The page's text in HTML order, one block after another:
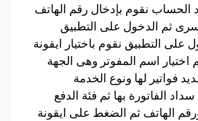
الحساب نقوم بإدخال رقم الهاتف
ثم الدخول على التطبيق
على التطبيق نقوم باختيار ايقونة
اختيار اسم المفوتر وهى الجهة
فواتير لها ونوع الخدمة
الفاتورة بها ثم فئة الدفع
الهاتف ثم الضغط على ايقونة